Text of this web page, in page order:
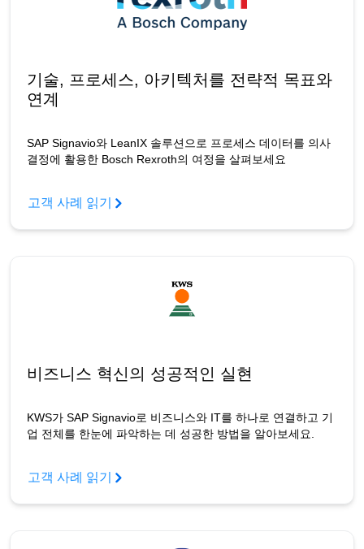
기술, 프로세스, 아키텍처를 전략적 목표와
연계
SAP Signavio와 LeanIX 솔루션으로 프로세스 데이터를 의사
결정에 활용한 Bosch Rexroth의 여정을 살펴보세요
고객 사례 읽기
비즈니스 혁신의 성공적인 실현
KWS가 SAP Signavio로 비즈니스와 IT를 하나로 연결하고 기
업 전체를 한눈에 파악하는 데 성공한 방법을 알아보세요.
고객 사례 읽기